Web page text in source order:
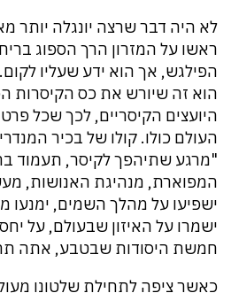
לא היה דבר שרצה יונגלה יותר
ראשו על המזרון הרך הספוג
הפילגש, אך הוא ידע שעליו
הוא זה שיורש את כס הקיסרות
היועצים הקיסריים, לכך שכל פרט
העולם כולו. קולו של בכיר
"מרגע שתיהפך לקיסר, תעמוד
המפוארת, מנהיגת האנושות,
ישפיעו על מהלך השמים, ימנעו
ישמרו על האיזון שבעולם, על יחס
חמשת היסודות שבטבע, אתה
כאשר ציפה לתחילת שלטונו